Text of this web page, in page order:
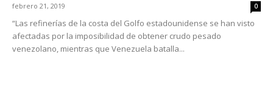
febrero 21, 2019 0
“Las refinerías de la costa del Golfo estadounidense se han visto
afectadas por la imposibilidad de obtener crudo pesado
venezolano, mientras que Venezuela batalla...